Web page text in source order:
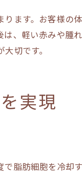
脂肪冷却でど
脂肪冷却
脂肪冷却の
脂肪冷却
脂肪冷却
尼崎のサ
ます。お客様の
、軽い赤みや
切です。
実現
脂肪細胞を冷